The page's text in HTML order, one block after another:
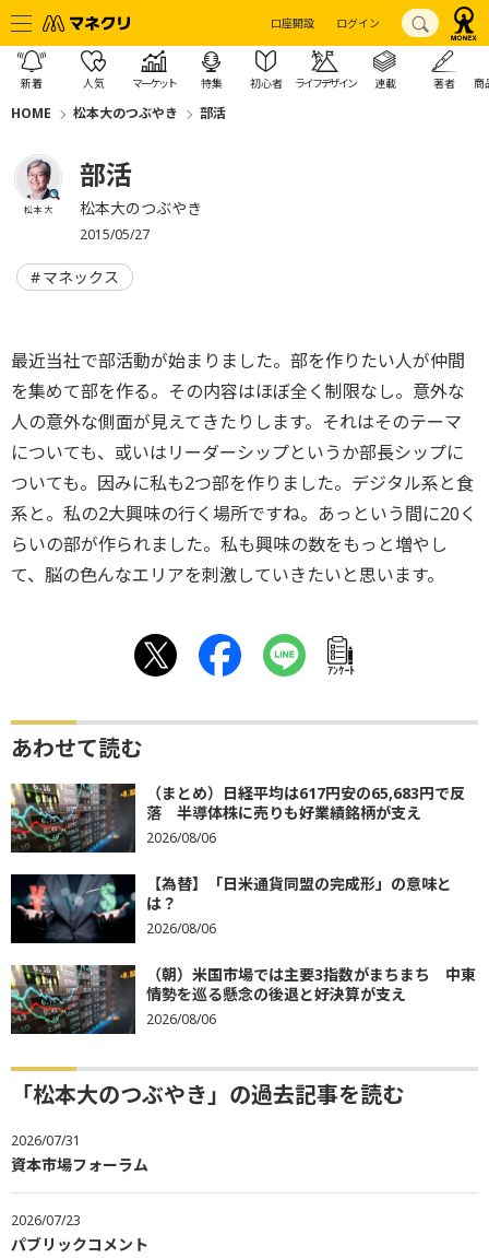
口座開設 ログイン
新着 人気 マーケット 特集 初心者 ライフデザイン 連載 著者 商
HOME 松本大のつぶやき 部活
松本 大
部活
松本大のつぶやき
2015/05/27
マネックス
最近当社で部活動が始まりました。部を作りたい人が仲間
を集めて部を作る。その内容はほぼ全く制限なし。意外な
人の意外な側面が見えてきたりします。それはそのテーマ
についても、或いはリーダーシップというか部長シップに
ついても。因みに私も2つ部を作りました。デジタル系と食
系と。私の2大興味の行く場所ですね。あっという間に20く
らいの部が作られました。私も興味の数をもっと増やし
て、脳の色んなエリアを刺激していきたいと思います。
ｱﾝｹｰﾄ
あわせて読む
（まとめ）日経平均は617円安の65,683円で反
落 半導体株に売りも好業績銘柄が支え
2026/08/06
【為替】「日米通貨同盟の完成形」の意味と
は？
2026/08/06
（朝）米国市場では主要3指数がまちまち 中東
情勢を巡る懸念の後退と好決算が支え
2026/08/06
「松本大のつぶやき」の過去記事を読む
2026/07/31
資本市場フォーラム
2026/07/23
パブリックコメント